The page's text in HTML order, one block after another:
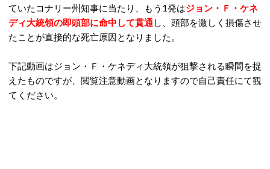
ていたコナリー州知事に当たり、もう1発はジョン・Ｆ・ケネ
ディ大統領の即頭部に命中して貫通 し、頭部を激しく損傷させ
たことが直接的な死亡原因となりました。
下記動画はジョン・Ｆ・ケネディ大統領が狙撃される瞬間を捉
えたものですが、閲覧注意動画となりますので自己責任にて観
てください。